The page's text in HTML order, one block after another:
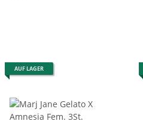
AUF LAGER